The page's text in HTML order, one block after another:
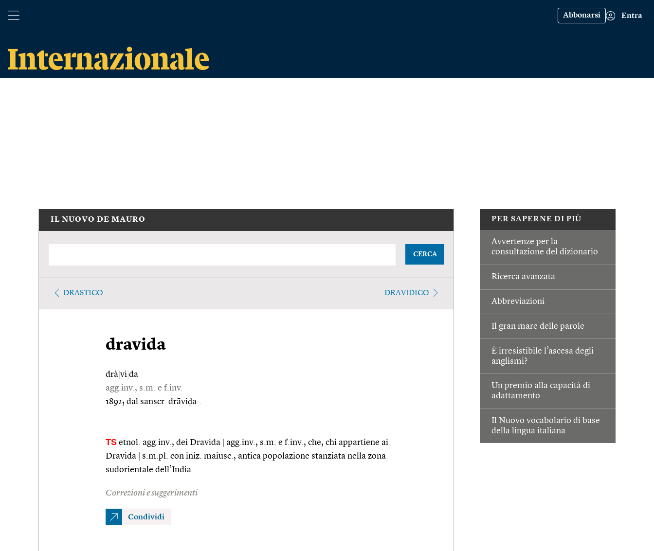
Abbonarsi Entra
PER SAPERNE DI PIÙ
Avvertenze per la
consultazione del dizionario
Ricerca avanzata
Abbreviazioni
Il gran mare delle parole
È irresistibile l’ascesa degli
anglismi?
Un premio alla capacità di
adattamento
Il Nuovo vocabolario di base
della lingua italiana
IL NUOVO DE MAURO
CERCA
DRASTICO DRAVIDICO
dravida
drà vi da
agg.inv., s.m. e f.inv.
1892; dal sanscr. drāviḍa-.
TS etnol. agg.inv., dei Dravida
agg.inv., s.m. e f.inv., che, chi appartiene ai
Dravida
s.m.pl. con iniz. maiusc., antica popolazione stanziata nella zona
sudorientale dell’India
Correzioni e suggerimenti
Condividi